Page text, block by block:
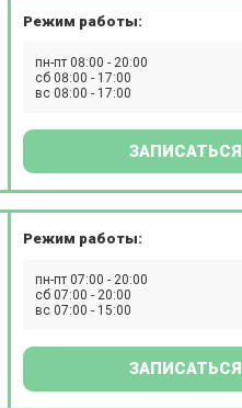
Режим работы:
пн-пт 08:00 - 20:00
сб 08:00 - 17:00
вс 08:00 - 17:00
ЗАПИСАТЬСЯ
Режим работы:
пн-пт 07:00 - 20:00
сб 07:00 - 20:00
вс 07:00 - 15:00
ЗАПИСАТЬСЯ